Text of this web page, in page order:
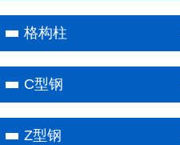
格构柱
C型钢
Z型钢